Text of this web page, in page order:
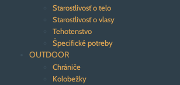
Starostlivosť o telo
Starostlivosť o vlasy
Tehotenstvo
Špecifické potreby
OUTDOOR
Chrániče
Kolobežky